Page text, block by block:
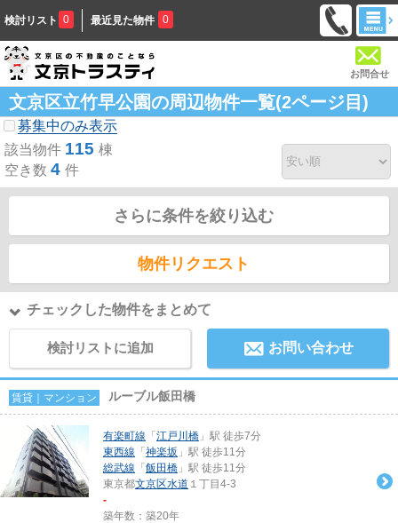
検討リスト 0 最近見た物件 0
お問合せ
文京区立竹早公園の周辺物件一覧(2ページ目)
募集中のみ表示
該当物件 115 棟
空き数 4 件
さらに条件を絞り込む
物件リクエスト
チェックした物件をまとめて
検討リストに追加 お問い合わせ
賃貸｜マンション ルーブル飯田橋
有楽町線 「 江戸川橋 」駅 徒歩7分
東西線 「 神楽坂 」駅 徒歩11分
総武線 「 飯田橋 」駅 徒歩11分
東京都文京区水道 １丁目4-3
-
築年数：築20年